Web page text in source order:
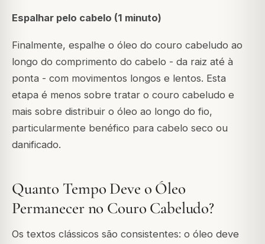
Espalhar pelo cabelo (1 minuto)
Finalmente, espalhe o óleo do couro cabeludo ao
longo do comprimento do cabelo - da raiz até à
ponta - com movimentos longos e lentos. Esta
etapa é menos sobre tratar o couro cabeludo e
mais sobre distribuir o óleo ao longo do fio,
particularmente benéfico para cabelo seco ou
danificado.
Quanto Tempo Deve o Óleo
Permanecer no Couro Cabeludo?
Os textos clássicos são consistentes: o óleo deve